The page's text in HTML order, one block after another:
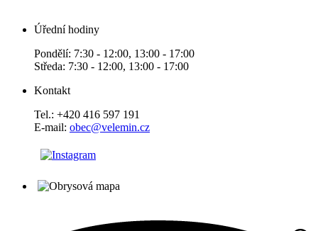
Úřední hodiny
Pondělí: 7:30 - 12:00, 13:00 - 17:00
Středa: 7:30 - 12:00, 13:00 - 17:00
Kontakt
Tel.: +420 416 597 191
E-mail: obec@velemin.cz